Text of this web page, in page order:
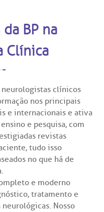
BP na
Clínica
clínicos
nos principais
e internacionais e ativa
e pesquisa, com
revistas
tudo isso
no que há de
e moderno
tratamento e
neurológicas. Nosso